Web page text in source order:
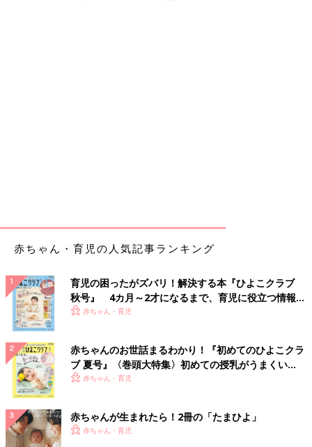
赤ちゃん・育児の人気記事ランキング
育児の困ったがズバリ！解決する本『ひよこクラブ
秋号』 4カ月～2才になるまで、育児に役立つ情報が
いっぱい！
赤ちゃん・育児
赤ちゃんのお世話まるわかり！『初めてのひよこクラ
ブ 夏号』〈巻頭大特集〉初めての授乳がうまくい
く！ おっぱい・ミルクの基本と夏のトラブル 解決テ
赤ちゃん・育児
赤ちゃんが生まれたら！2冊の「たまひよ」
赤ちゃん・育児